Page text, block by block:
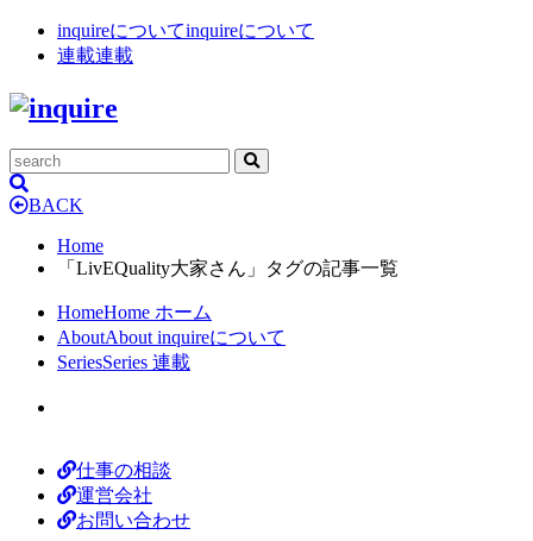
inquireについてinquireについて
連載連載
BACK
Home
「LivEQuality大家さん」タグの記事一覧
HomeHome ホーム
AboutAbout inquireについて
SeriesSeries 連載
仕事の相談
運営会社
お問い合わせ